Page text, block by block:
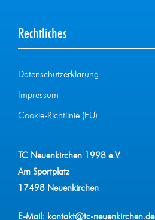
Rechtliches
Datenschutzerklärung
Impressum
Cookie-Richtlinie (EU)
TC Neuenkirchen 1998 e.V.
Am Sportplatz
17498 Neuenkirchen
E-Mail: kontakt@tc-neuenkirchen.de